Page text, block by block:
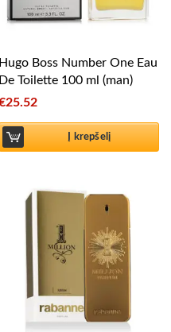
Hugo Boss Number One Eau
De Toilette 100 ml (man)
25.52
Į krepšelį